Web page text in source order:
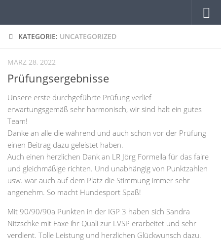
KATEGORIE: UNCATEGORIZED
MÄRZ 28, 2022
Prüfungsergebnisse
Unsere erste durchgeführte Prüfung verlief
erwartungsgemäß sehr harmonisch, wir sind halt ein gutes
Team!
Danke an alle die während und auch schon vor der Prüfung
einen Beitrag dazu geleistet haben.
Auch einen herzlichen Dank an LR Jörg Formella für das faire
und gleichmäßige richten. Und unabhängig von Punktzahlen
usw. war auch auf dem Platz die Stimmung immer sehr
angenehm. So macht Hundesport Spaß!
Mit 90/90/90a Punkten in der IGP 3 haben sich Sandra
Nitzschke mit Faxe ihr Quali zur LVSP erarbeitet und sehr
verdient. Tolle Leistung und herzlichen Glückwunsch dazu.